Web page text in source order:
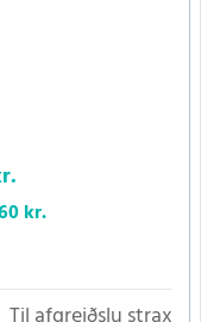
kr.